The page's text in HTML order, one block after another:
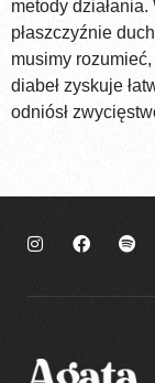
metody
płaszczyźnie
musimy
diabeł zyskuje
odniósł